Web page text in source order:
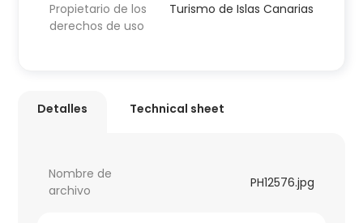
Propietario de los
derechos de uso
Turismo de Islas Canarias
Detalles Technical sheet
Nombre de
archivo
PH12576.jpg